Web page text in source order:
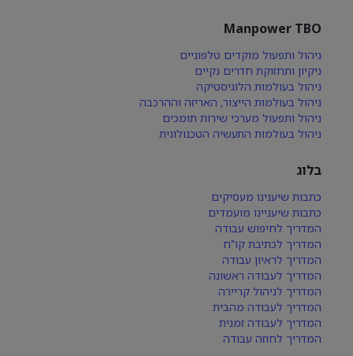
Manpower TBO
ניהול ותפעול מוקדים טלפוניים
ניקיון ותחזוקת חדרים נקיים
ניהול בעולמות הלוגיסטיקה
ניהול בעולמות הייצור, האריזה וההרכבה
ניהול ותפעול מערכי שירות תומכים
ניהול בעולמות התעשיה הטכנולוגית
בלוג
כתבות שיענינו מעסיקים
כתבות שיעניינו מועמדים
המדריך לחיפוש עבודה
המדריך לכתיבת קו"ח
המדריך לראיון עבודה
המדריך לעבודה ראשונה
המדריך לניהול קריירה
המדריך לעבודה מהבית
המדריך לעבודה זמנית
המדריך לחוזה עבודה